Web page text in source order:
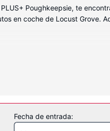
Poughkeepsie, te
en coche de Locust Grove.
cualquiera de las 61
recreativas a tu
también una televisión en la
Fecha de entrada: